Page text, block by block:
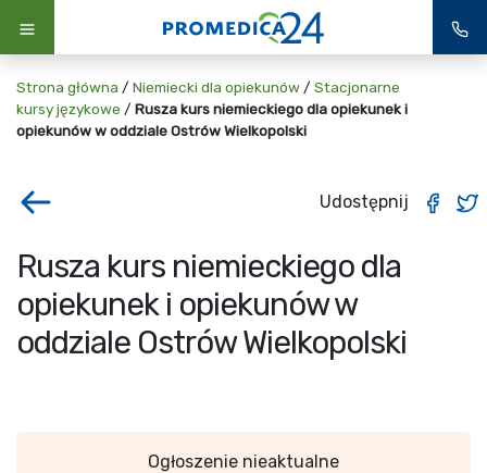
Strona główna / Niemiecki dla opiekunów / Stacjonarne
kursy językowe / Rusza kurs niemieckiego dla opiekunek i
opiekunów w oddziale Ostrów Wielkopolski
Udostępnij
Rusza kurs niemieckiego dla
opiekunek i opiekunów w
oddziale Ostrów Wielkopolski
Ogłoszenie nieaktualne